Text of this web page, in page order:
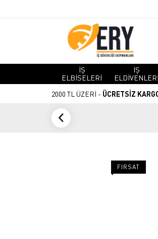
İŞ
ELBİSELERİ
İŞ
ELDİVENLERİ
2000 TL ÜZERİ - ÜCRETSİZ
FIRSAT